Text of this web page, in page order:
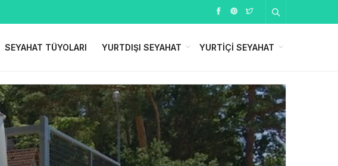
SEYAHAT TÜYOLARI YURTDIŞI SEYAHAT YURTIÇI SEYAHAT